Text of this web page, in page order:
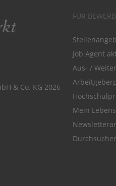
& Co. KG 2026
FÜR
Job Agent
Aus- /
Mein